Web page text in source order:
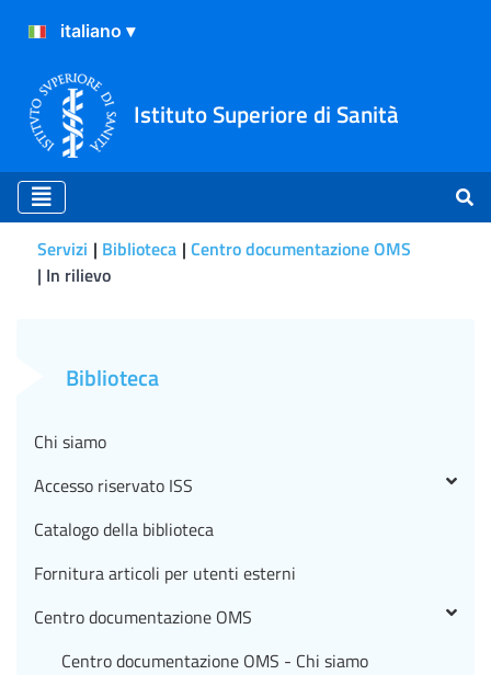
Istituto Superiore di Sanità
Servizi Biblioteca Centro documentazione OMS
In rilievo
Biblioteca
Chi siamo
Accesso riservato ISS
Catalogo della biblioteca
Fornitura articoli per utenti esterni
Centro documentazione OMS
Centro documentazione OMS - Chi siamo